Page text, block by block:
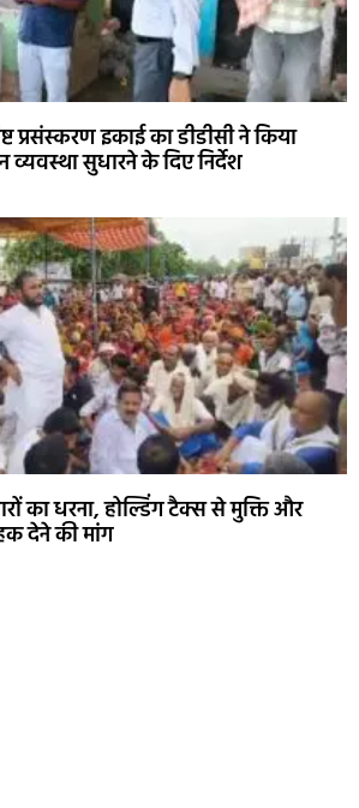
प्रसंस्करण इकाई का डीडीसी ने किया
व्यवस्था सुधारने के दिए निर्देश
का धरना, होल्डिंग टैक्स से मुक्ति और
देने की मांग